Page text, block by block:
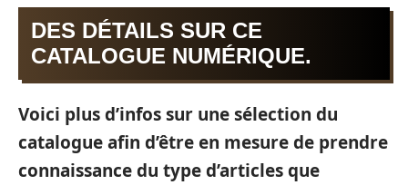
DES DÉTAILS SUR CE
CATALOGUE NUMÉRIQUE.
Voici plus d’infos sur une sélection du
catalogue afin d’être en mesure de prendre
connaissance du type d’articles que